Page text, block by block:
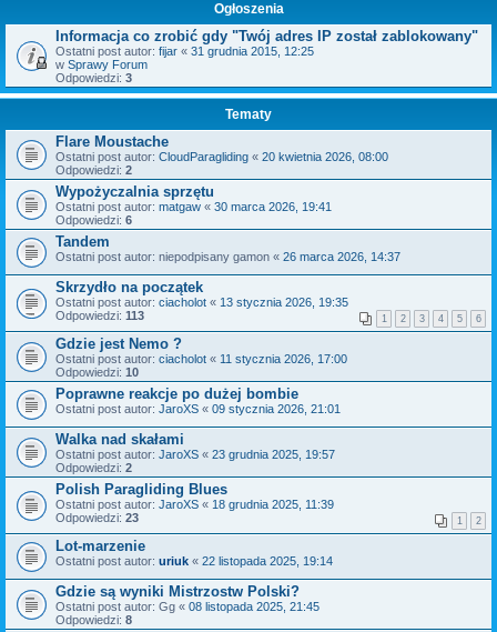
Ogłoszenia
Informacja co zrobić gdy "Twój adres IP został zablokowany"
Ostatni post autor: fijar « 31 grudnia 2015, 12:25
w Sprawy Forum
Odpowiedzi: 3
Tematy
Flare Moustache
Ostatni post autor: CloudParagliding « 20 kwietnia 2026, 08:00
Odpowiedzi: 2
Wypożyczalnia sprzętu
Ostatni post autor: matgaw « 30 marca 2026, 19:41
Odpowiedzi: 6
Tandem
Ostatni post autor: niepodpisany gamon « 26 marca 2026, 14:37
Skrzydło na początek
Ostatni post autor: ciacholot « 13 stycznia 2026, 19:35
Odpowiedzi: 113 1 2 3 4 5 6
Gdzie jest Nemo ?
Ostatni post autor: ciacholot « 11 stycznia 2026, 17:00
Odpowiedzi: 10
Poprawne reakcje po dużej bombie
Ostatni post autor: JaroXS « 09 stycznia 2026, 21:01
Walka nad skałami
Ostatni post autor: JaroXS « 23 grudnia 2025, 19:57
Odpowiedzi: 2
Polish Paragliding Blues
Ostatni post autor: JaroXS « 18 grudnia 2025, 11:39
Odpowiedzi: 23 1 2
Lot-marzenie
Ostatni post autor: uriuk « 22 listopada 2025, 19:14
Gdzie są wyniki Mistrzostw Polski?
Ostatni post autor: Gg « 08 listopada 2025, 21:45
Odpowiedzi: 8